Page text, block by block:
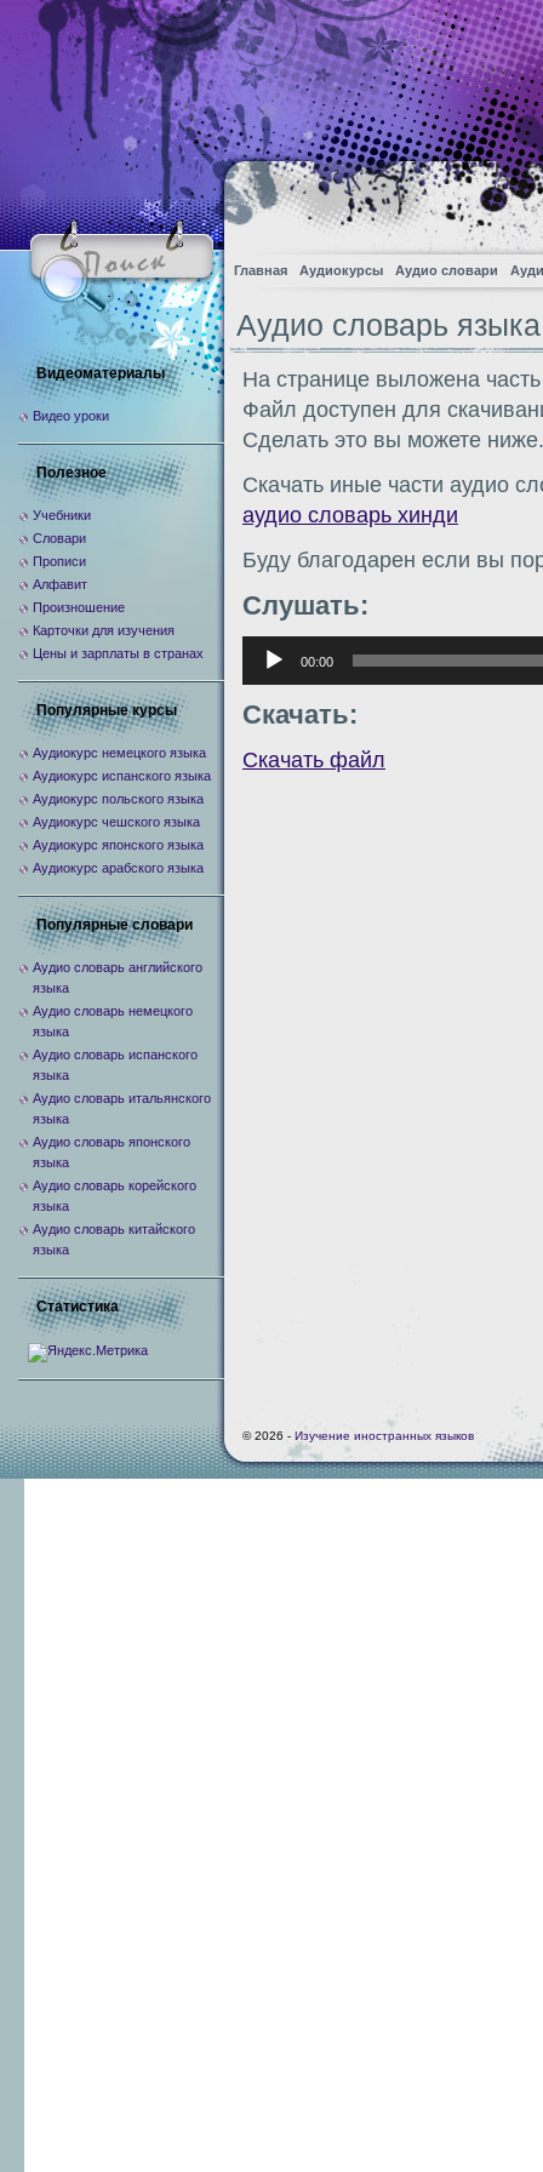
Главная Аудиокурсы Аудио словари
Аудио словарь
На странице выложена
Файл доступен для
Сделать это вы можете ниже.
Скачать иные части аудио
аудио словарь хинди
Буду благодарен если вы
Слушать:
Аудиоплеер
00:00
Скачать:
Скачать файл
Видеоматериалы
Видео уроки
Полезное
Учебники
Словари
Прописи
Алфавит
Произношение
Карточки для изучения
Цены и зарплаты в странах
Популярные курсы
Аудиокурс немецкого языка
Аудиокурс испанского языка
Аудиокурс польского языка
Аудиокурс чешского языка
Аудиокурс японского языка
Аудиокурс арабского языка
Популярные словари
Аудио словарь английского
языка
Аудио словарь немецкого
языка
Аудио словарь испанского
языка
Аудио словарь итальянского
языка
Аудио словарь японского
языка
Аудио словарь корейского
языка
Аудио словарь китайского
языка
Статистика
© 2026 - Изучение иностранных языков